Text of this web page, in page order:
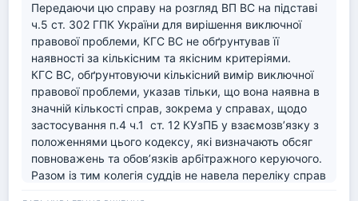
Передаючи цю справу на розгляд ВП ВС на підставі
ч.5 ст. 302 ГПК України для вирішення виключної
правової проблеми, КГС ВС не обґрунтував її
наявності за кількісним та якісним критеріями.
КГС ВС, обґрунтовуючи кількісний вимір виключної
правової проблеми, указав тільки, що вона наявна в
значній кількості справ, зокрема у справах, щодо
застосування п.4 ч.1  ст. 12 КУзПБ у взаємозв’язку з
положеннями цього кодексу, які визначають обсяг
повноважень та обов’язків арбітражного керуючого.
Разом із тим колегія суддів не навела переліку справ